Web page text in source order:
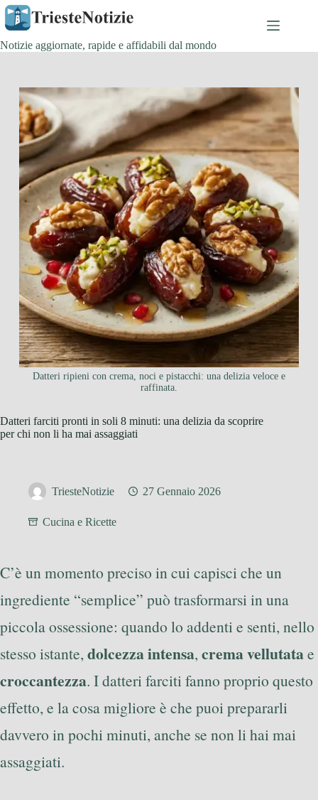
Salta
contenuto
Notizie aggiornate, rapide e affidabili dal mondo
Datteri ripieni con crema, noci e pistacchi: una delizia veloce e
raffinata.
Datteri farciti pronti in soli 8 minuti: una delizia da scoprire
per chi non li ha mai assaggiati
TriesteNotizie 27 Gennaio 2026
Cucina e Ricette
C’è un momento preciso in cui capisci che un
ingrediente “semplice” può trasformarsi in una
piccola ossessione: quando lo addenti e senti, nello
stesso istante, dolcezza intensa, crema vellutatae
croccantezza. I datteri farciti fanno proprio questo
effetto, e la cosa migliore è che puoi prepararli
davvero in pochi minuti, anche se non li hai mai
assaggiati.